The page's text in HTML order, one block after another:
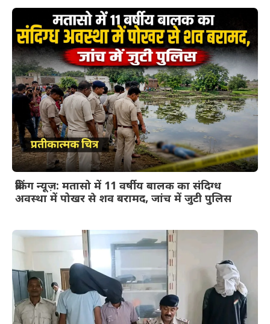
ब्रेकिंग न्यूज़: मतासो में 11 वर्षीय बालक का संदिग्ध
अवस्था में पोखर से शव बरामद, जांच में जुटी पुलिस